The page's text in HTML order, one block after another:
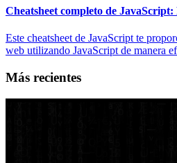
Cheatsheet completo de
Este cheatsheet de JavaScript te
web utilizando JavaScript de manera
Más recientes